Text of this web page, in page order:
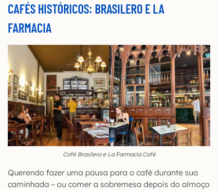
CAFÉS HISTÓRICOS: BRASILERO E LA
FARMACIA
Café Brasilero e La Farmacia Café
Querendo fazer uma pausa para o café durante sua
caminhada – ou comer a sobremesa depois do almoço